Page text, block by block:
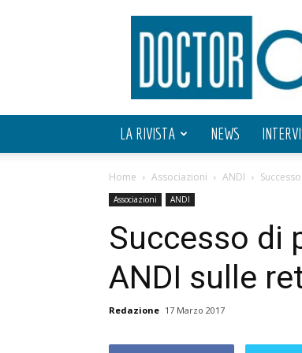
Doctor
OS
LA RIVISTA NEWS
Home Associazioni ANDI
Associazioni ANDI
Successo di
ANDI sulle
Redazione 17 Marzo 2017